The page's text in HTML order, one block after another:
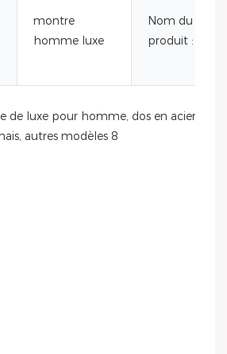
montre
homme luxe
Nom du
produit :